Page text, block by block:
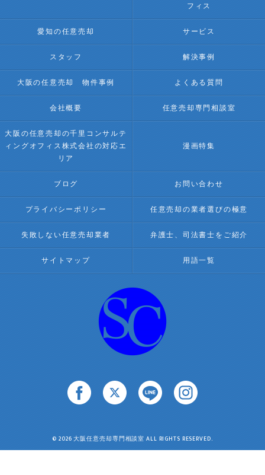
フィス
愛知の任意売却 サービス
スタッフ 解決事例
大阪の任意売却 物件事例 よくある質問
会社概要 任意売却専門相談室
大阪の任意売却の千里コンサルテ
ィングオフィス株式会社の対応エ
リア
漫画特集
ブログ お問い合わせ
プライバシーポリシー 任意売却の業者選びの極意
失敗しない任意売却業者 弁護士、司法書士をご紹介
サイトマップ 用語一覧
© 2026 大阪任意売却専門相談室 ALL RIGHTS RESERVED.